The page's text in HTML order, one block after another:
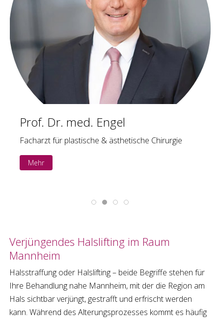
Engel
& ästhetische Chirurgie Kundenempfang
Verjüngendes Halslifting im Raum
Mannheim
Halsstraffung oder Halslifting– beide Begriffe stehen für
Ihre Behandlung nahe Mannheim, mit der die Region am
Hals sichtbar verjüngt, gestrafft und erfrischt werden
kann. Während des Alterungsprozesses kommt es häufig